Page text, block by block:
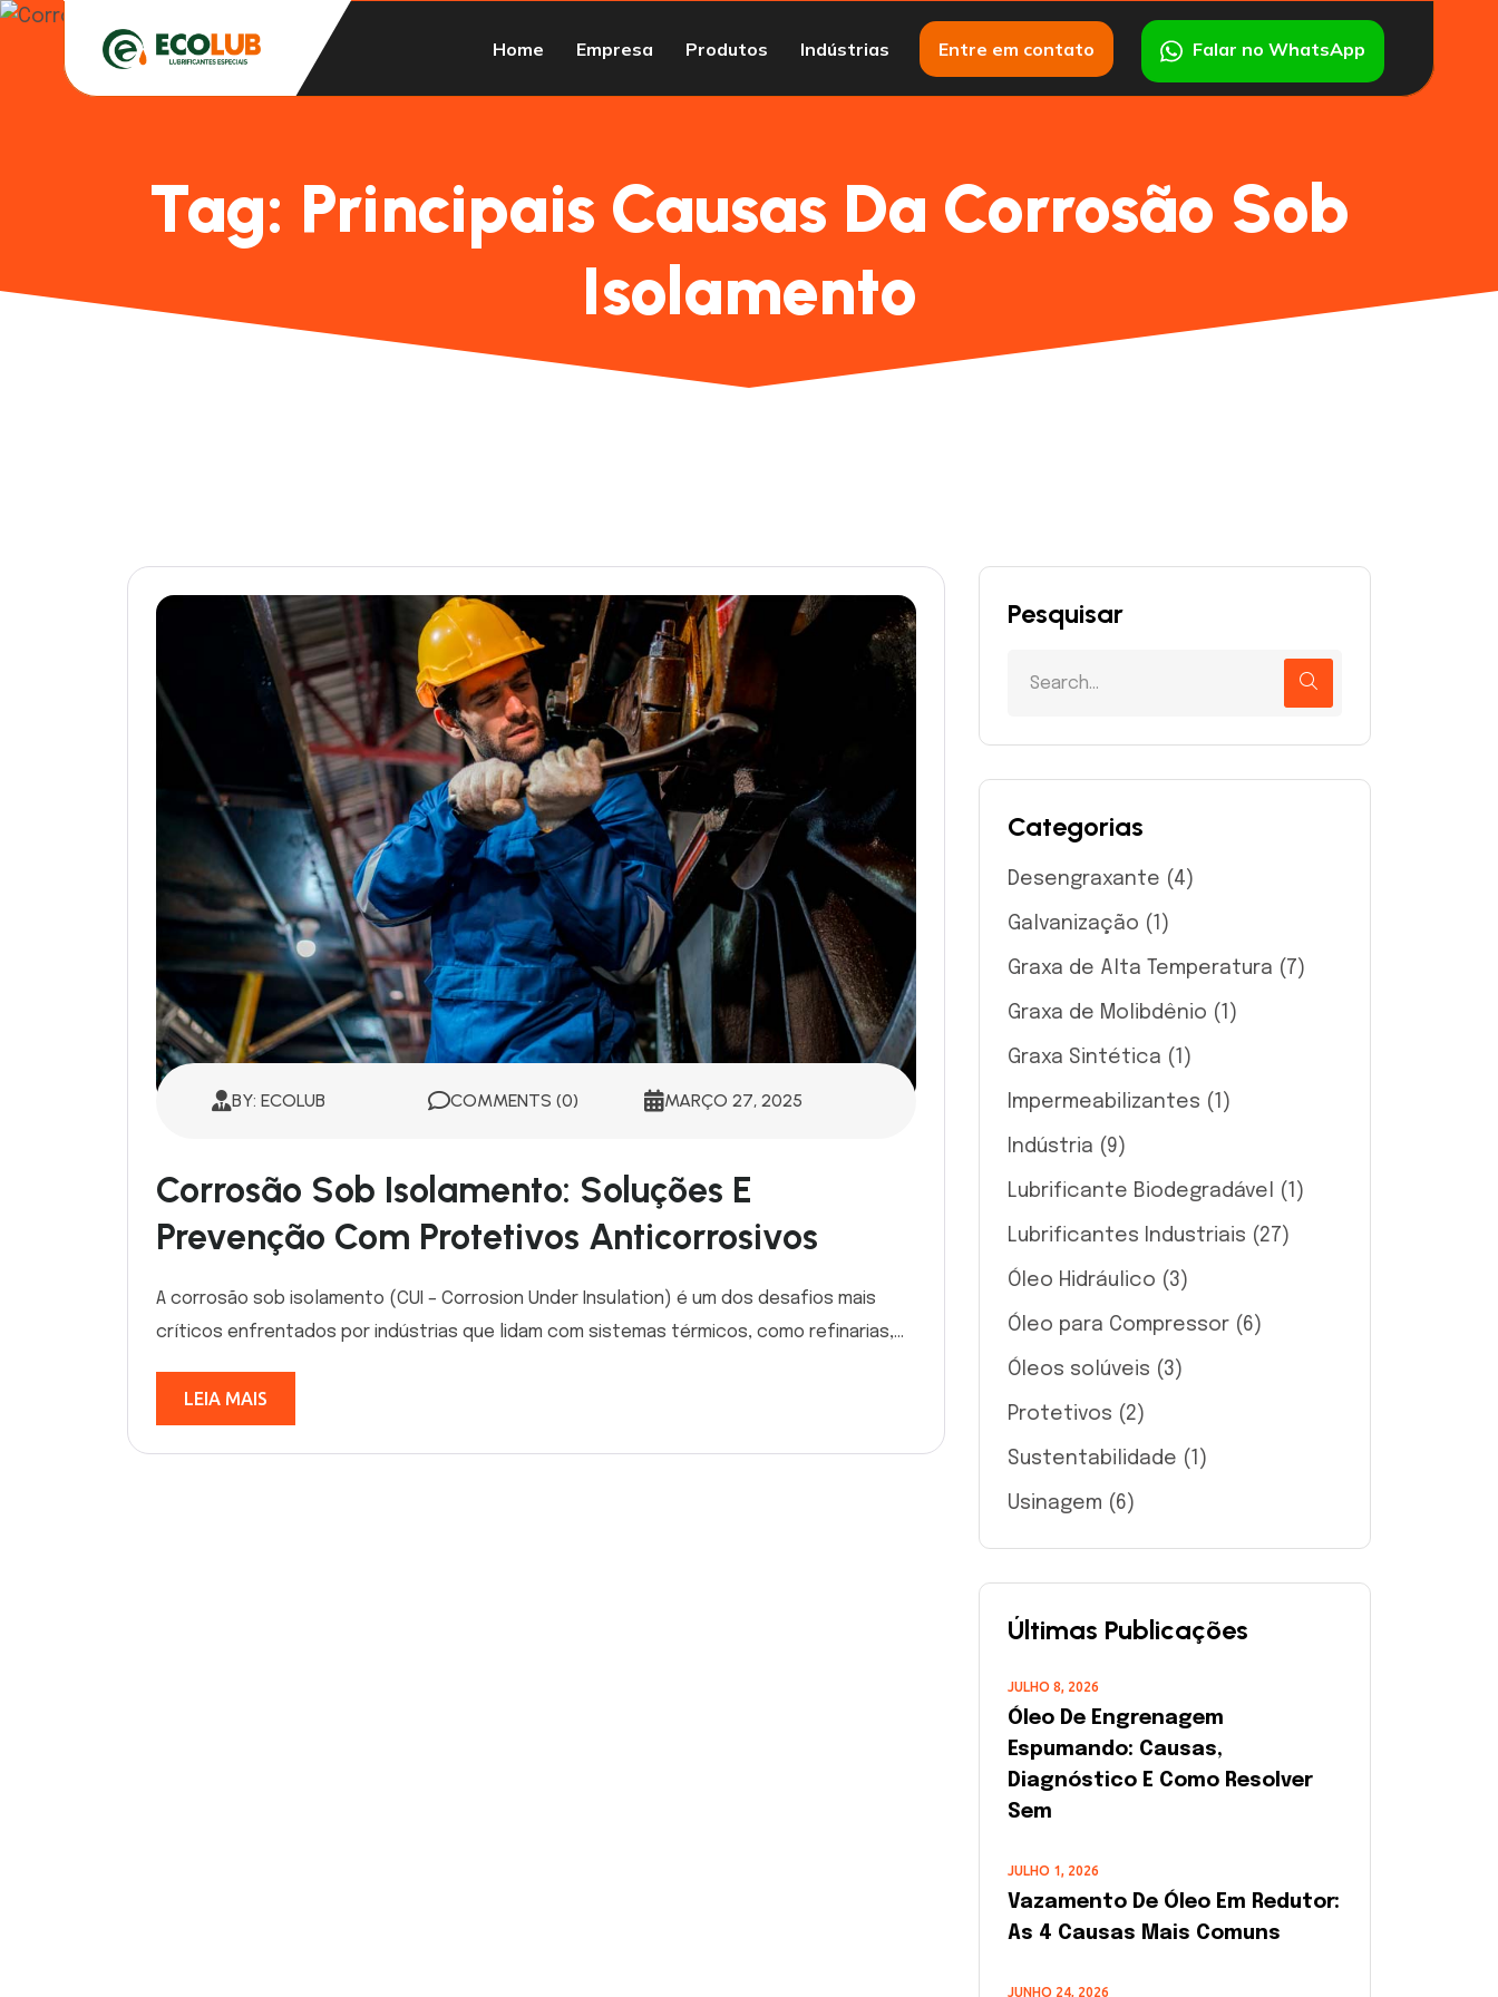
Home Empresa Produtos Indústrias Entre em contato Falar no WhatsApp
Tag: Principais Causas Da Corrosão Sob
Isolamento
BY: ECOLUB COMMENTS (0) MARÇO 27, 2025
Corrosão Sob Isolamento: Soluções E
Prevenção Com Protetivos Anticorrosivos
A corrosão sob isolamento (CUI – Corrosion Under Insulation) é um dos desafios mais
críticos enfrentados por indústrias que lidam com sistemas térmicos, como refinarias,...
LEIA MAIS
Pesquisar
Categorias
Desengraxante (4)
Galvanização (1)
Graxa de Alta Temperatura (7)
Graxa de Molibdênio (1)
Graxa Sintética (1)
Impermeabilizantes (1)
Indústria (9)
Lubrificante Biodegradável (1)
Lubrificantes Industriais (27)
Óleo Hidráulico (3)
Óleo para Compressor (6)
Óleos solúveis (3)
Protetivos (2)
Sustentabilidade (1)
Usinagem (6)
Últimas Publicações
JULHO 8, 2026
Óleo De Engrenagem
Espumando: Causas,
Diagnóstico E Como Resolver
Sem
JULHO 1, 2026
Vazamento De Óleo Em Redutor:
As 4 Causas Mais Comuns
JUNHO 24, 2026